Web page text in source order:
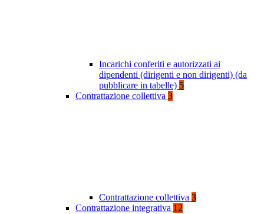
Incarichi conferiti e autorizzati ai
dipendenti (dirigenti e non dirigenti) (da
pubblicare in tabelle) 5
Contrattazione collettiva 3
Contrattazione collettiva 3
Contrattazione integrativa 12